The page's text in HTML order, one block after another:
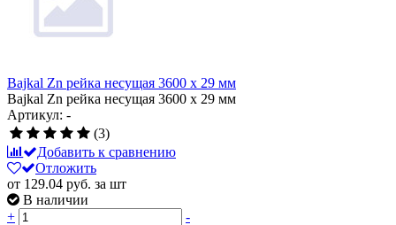
Bajkal Zn рейка несущая 3600 x 29 мм
Bajkal Zn рейка несущая 3600 x 29 мм
Артикул: -
(3)
Добавить к сравнению
Отложить
от 129.04 руб. за шт
В наличии
+
-